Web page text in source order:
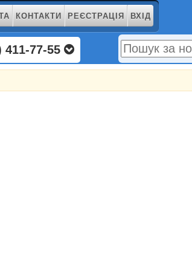
КОНТАКТИ РЕЄСТРАЦІЯ ВХІД
411-77-55